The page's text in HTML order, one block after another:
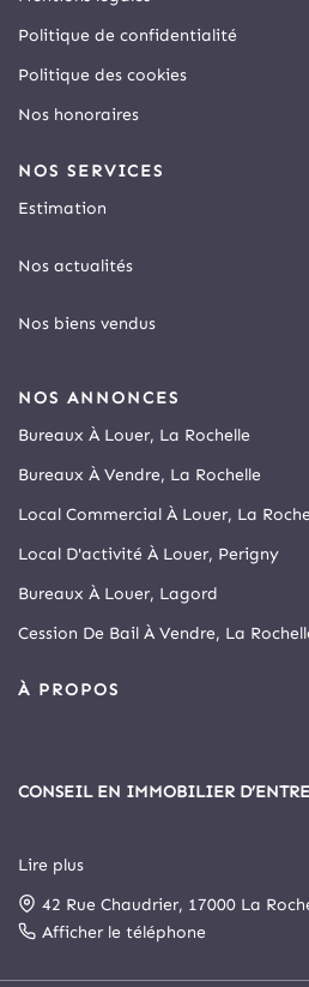
Politique de confidentialité
Politique des cookies
Nos honoraires
NOS SERVICES
Estimation
Nos actualités
Nos biens vendus
NOS ANNONCES
Bureaux À Louer, La Rochelle
Bureaux À Vendre, La Rochelle
Local Commercial À Louer, La
Local D'activité À Louer, Perigny
Bureaux À Louer, Lagord
Cession De Bail À Vendre, La
À PROPOS
CONSEIL EN IMMOBILIER
Depuis 1999, Arthur Loyd La
spécialisé en immobilier
rochelaise.
Lire plus
42 Rue Chaudrier, 17000 La
Afficher le téléphone